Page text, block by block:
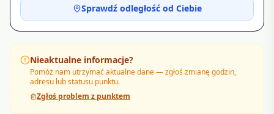
Sprawdź odległość od Ciebie
Nieaktualne informacje?
Pomóż nam utrzymać aktualne dane — zgłoś zmianę godzin,
adresu lub statusu punktu.
Zgłoś problem z punktem